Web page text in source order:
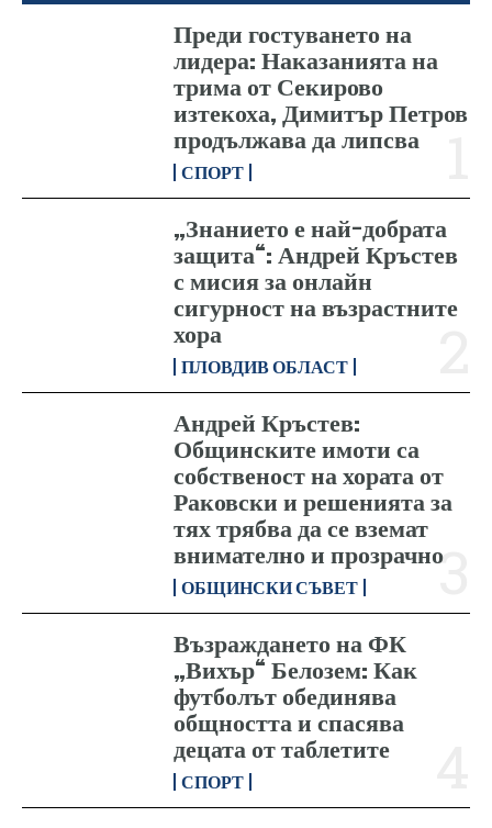
Преди гостуването на
лидера: Наказанията на
трима от Секирово
изтекоха, Димитър Петров
продължава да липсва
СПОРТ
„Знанието е най-добрата
защита“: Андрей Кръстев
с мисия за онлайн
сигурност на възрастните
хора
ПЛОВДИВ ОБЛАСТ
Андрей Кръстев:
Общинските имоти са
собственост на хората от
Раковски и решенията за
тях трябва да се вземат
внимателно и прозрачно
ОБЩИНСКИ СЪВЕТ
Възраждането на ФК
„Вихър“ Белозем: Как
футболът обединява
общността и спасява
децата от таблетите
СПОРТ